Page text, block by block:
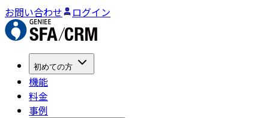
お問い合わせ ログイン
初めての方
機能
料金
事例